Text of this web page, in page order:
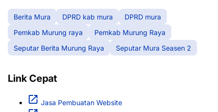
Berita Mura DPRD kab mura
DPRD mura
Pemkab Murung raya
Pemkab Murung Raya
Seputar Berita Murung Raya
Seputar Mura Seasen 2
Link Cepat
Jasa Pembuatan Website